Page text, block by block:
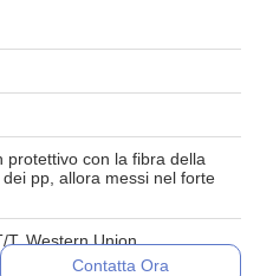
protettivo con la fibra della
pp, allora messi nel forte
T, Western Union,
denaro, impegno
Contatta Ora